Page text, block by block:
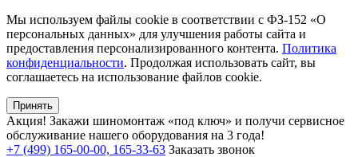
Мы используем файлы cookie в соответствии с ФЗ-152 «О
персональных данных» для улучшения работы сайта и
предоставления персонализированного контента. Политика
конфиденциальности. Продолжая использовать сайт, вы
соглашаетесь на использование файлов cookie.
Принять
Акция! Закажи шиномонтаж «под ключ» и получи сервисное
обслуживание нашего оборудования на 3 года!
+7 (499) 165-00-00, 165-33-63 Заказать звонок